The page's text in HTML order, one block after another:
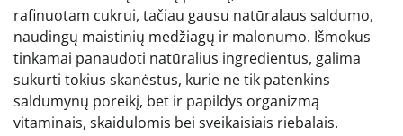
rafinuotam cukrui, tačiau gausu natūralaus saldumo,
naudingų maistinių medžiagų ir malonumo. Išmokus
tinkamai panaudoti natūralius ingredientus, galima
sukurti tokius skanėstus, kurie ne tik patenkins
saldumynų poreikį, bet ir papildys organizmą
vitaminais, skaidulomis bei sveikaisiais riebalais.